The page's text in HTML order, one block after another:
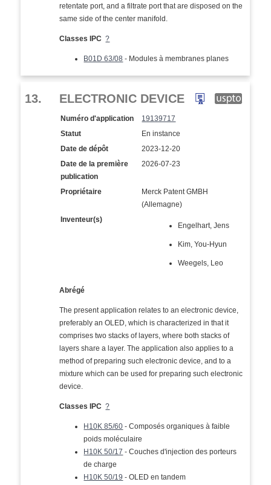
retentate port, and a filtrate port that are disposed on the
same side of the center manifold.
Classes IPC ?
B01D 63/08 - Modules à membranes planes
13. ELECTRONIC DEVICE
Numéro d'application
19139717
Statut
En instance
Date de dépôt
2023-12-20
Date de la première
publication
2026-07-23
Propriétaire
Merck Patent GMBH
(Allemagne)
Inventeur(s)
Engelhart, Jens
Kim, You-Hyun
Weegels, Leo
Abrégé
The present application relates to an electronic device,
preferably an OLED, which is characterized in that it
comprises two stacks of layers, where both stacks of
layers share a layer. The application also applies to a
method of preparing such electronic device, and to a
mixture which can be used for preparing such electronic
device.
Classes IPC ?
H10K 85/60 - Composés organiques à faible
poids moléculaire
H10K 50/17 - Couches d'injection des porteurs
de charge
H10K 50/19 - OLED en tandem